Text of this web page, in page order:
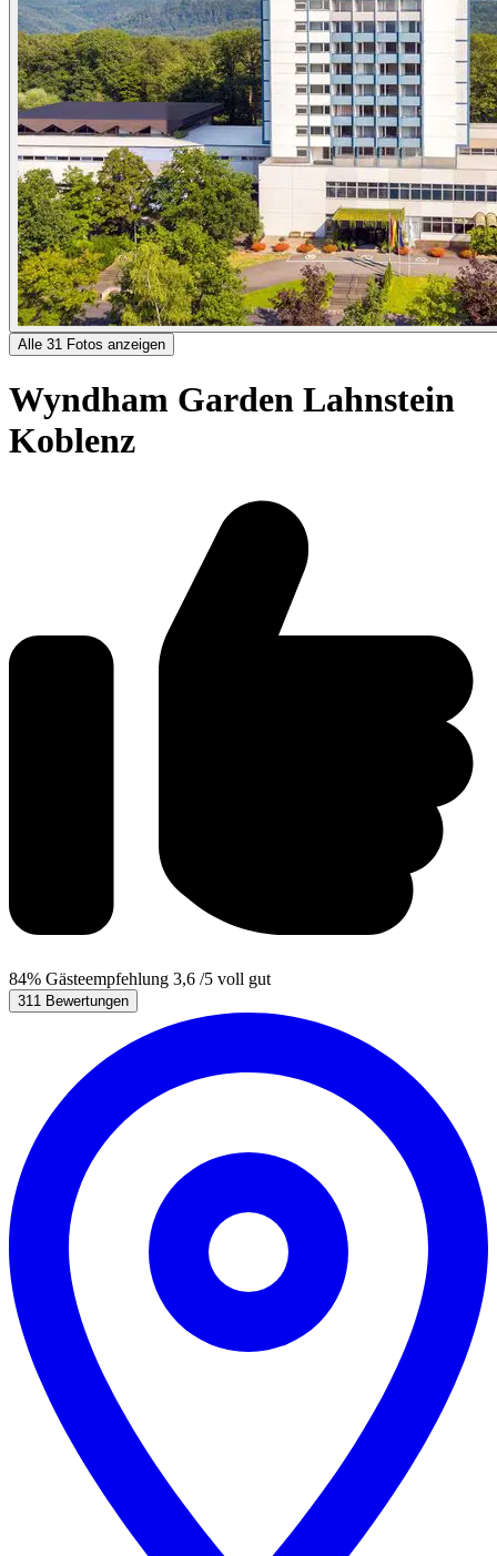
Alle 31 Fotos anzeigen
Wyndham Garden Lahnstein
Koblenz
84% Gästeempfehlung 3,6 /5 voll gut
311 Bewertungen